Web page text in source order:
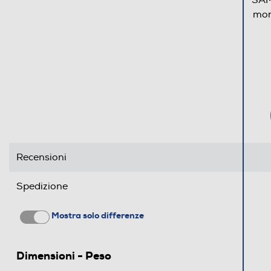
Recensioni
Spedizione
Mostra solo differenze
Dimensioni - Peso